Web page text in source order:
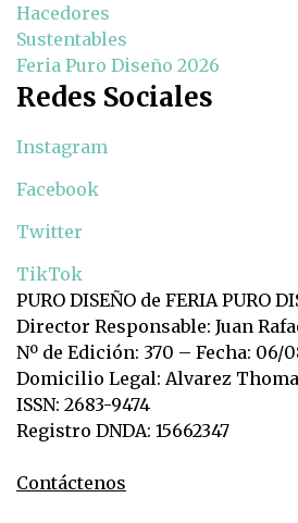
Hacedores
Sustentables
Feria Puro Diseño 2026
Redes Sociales
Instagram
Facebook
Twitter
TikTok
PURO DISEÑO de FERIA PURO
Director Responsable: Juan
Nº de Edición: 370 – Fecha: 06/
Domicilio Legal: Alvarez
ISSN: 2683-9474
Registro DNDA: 15662347
Contáctenos